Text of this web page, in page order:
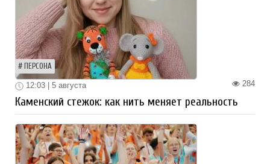
ПЕРСОНА
284
12:03 | 5 августа
Каменский стежок: как нить меняет реальность